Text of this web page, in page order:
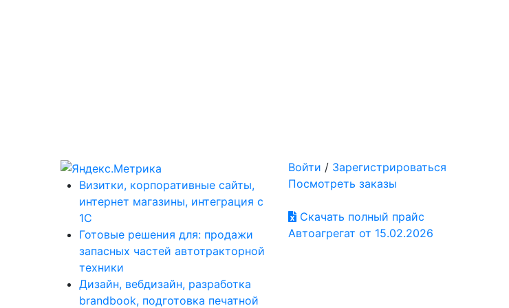
Визитки, корпоративные сайты,
интернет магазины, интеграция с
1С
Готовые решения для: продажи
запасных частей автотракторной
техники
Дизайн, вебдизайн, разработка
brandbook, подготовка печатной
Войти / Зарегистрироваться
Посмотреть заказы
Скачать полный прайс
Автоагрегат от 15.02.2026